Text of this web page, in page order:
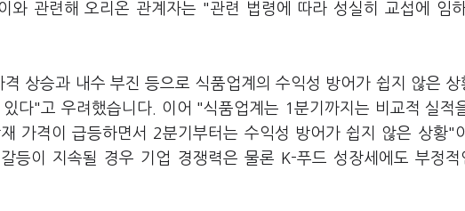
와 관련해 오리온 관계자는 "관련 법령에 따라 성실히 교섭에 임
상승과 내수 부진 등으로 식품업계의 수익성 방어가 쉽지 않은
다"고 우려했습니다. 이어 "식품업계는 1분기까지는 비교적 실적
가격이 급등하면서 2분기부터는 수익성 방어가 쉽지 않은 상황"
등이 지속될 경우 기업 경쟁력은 물론 K-푸드 성장세에도 부정